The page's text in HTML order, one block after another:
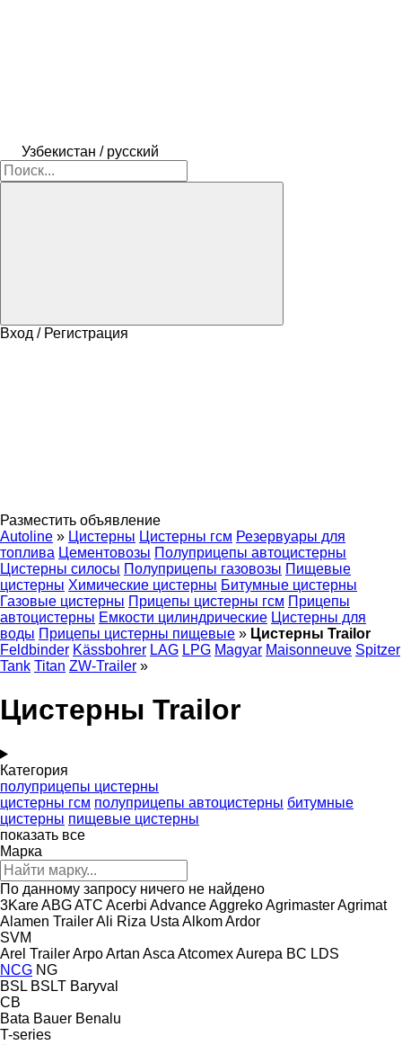
Узбекистан / русский
Вход / Регистрация
Разместить объявление
Autoline » Цистерны Цистерны гсм Резервуары для
топлива Цементовозы Полуприцепы автоцистерны
Цистерны силосы Полуприцепы газовозы Пищевые
цистерны Химические цистерны Битумные цистерны
Газовые цистерны Прицепы цистерны гсм Прицепы
автоцистерны Емкости цилиндрические Цистерны для
воды Прицепы цистерны пищевые » Цистерны Trailor
Feldbinder Kässbohrer LAG LPG Magyar Maisonneuve Spitzer
Tank Titan ZW-Trailer »
Цистерны Trailor
Категория
полуприцепы цистерны
цистерны гсм полуприцепы автоцистерны битумные
цистерны пищевые цистерны
показать все
Марка
По данному запросу ничего не найдено
3KareABGATC Acerbi AdvanceAggrekoAgrimasterAgrimat
Alamen TrailerAli Riza Usta AlkomArdor
SVM
Arel TrailerArpoArtan Asca AtcomexAurepa BC LDS
NCG NG
BSL BSLT Baryval
CB
Bata Bauer Benalu
T-series